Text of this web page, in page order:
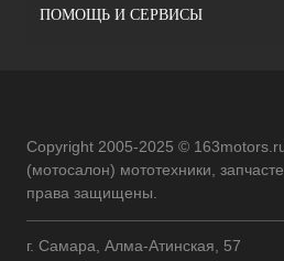
ПОМОЩЬ И СЕРВИСЫ
Copyright 2005-2025 ©
(мотосалон) мототехники,
права защищены.
г. Самара, Алма-Атинская, 57